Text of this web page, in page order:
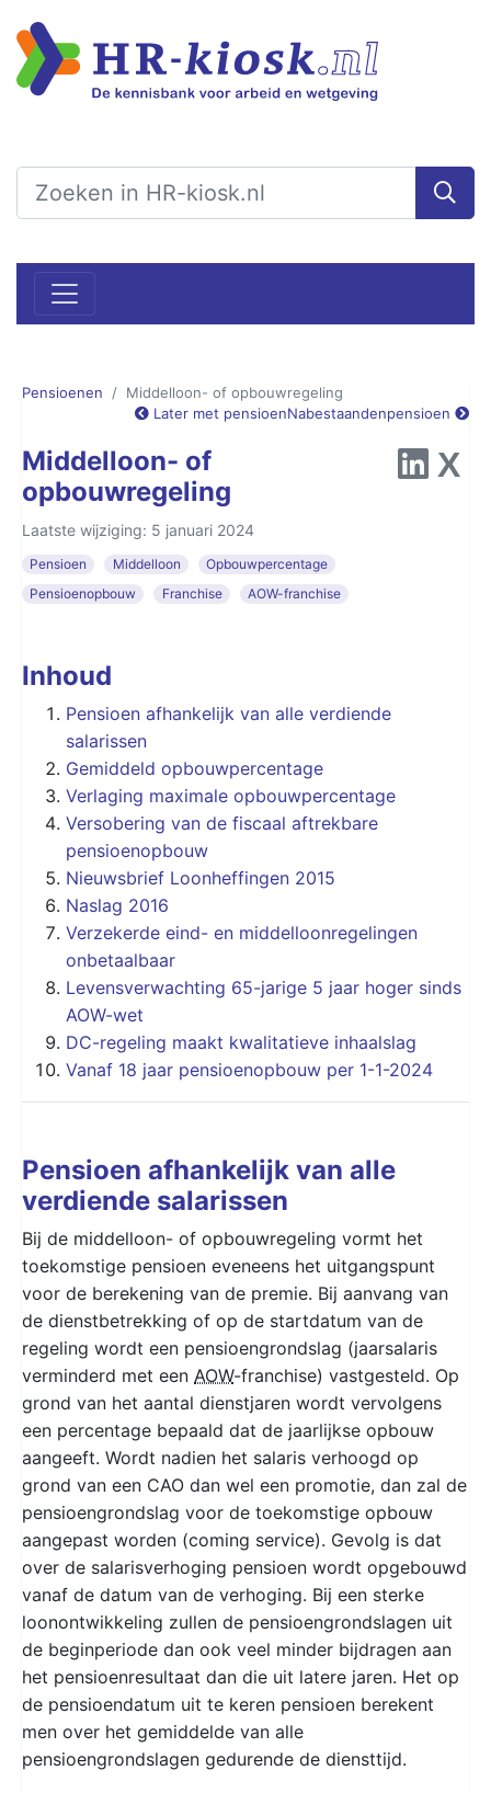
Pensioenen
Middelloon- of opbouwregeling
Later met pensioenNabestaandenpensioen
Middelloon- of
opbouwregeling
Laatste wijziging: 5 januari 2024
Pensioen Middelloon
Opbouwpercentage
Pensioenopbouw
Franchise AOW-franchise
Inhoud
Pensioen afhankelijk van alle verdiende
salarissen
Gemiddeld opbouwpercentage
Verlaging maximale opbouwpercentage
Versobering van de fiscaal aftrekbare
pensioenopbouw
Nieuwsbrief Loonheffingen 2015
Naslag 2016
Verzekerde eind- en middelloonregelingen
onbetaalbaar
Levensverwachting 65-jarige 5 jaar hoger sinds
AOW-wet
DC-regeling maakt kwalitatieve inhaalslag
Vanaf 18 jaar pensioenopbouw per 1-1-2024
Pensioen afhankelijk van alle
verdiende salarissen
Bij de middelloon- of opbouwregeling vormt het
toekomstige pensioen eveneens het uitgangspunt
voor de berekening van de premie. Bij aanvang van
de dienstbetrekking of op de startdatum van de
regeling wordt een pensioengrondslag (jaarsalaris
verminderd met een AOW-franchise) vastgesteld. Op
grond van het aantal dienstjaren wordt vervolgens
een percentage bepaald dat de jaarlijkse opbouw
aangeeft. Wordt nadien het salaris verhoogd op
grond van een CAO dan wel een promotie, dan zal de
pensioengrondslag voor de toekomstige opbouw
aangepast worden (coming service). Gevolg is dat
over de salarisverhoging pensioen wordt opgebouwd
vanaf de datum van de verhoging. Bij een sterke
loonontwikkeling zullen de pensioengrondslagen uit
de beginperiode dan ook veel minder bijdragen aan
het pensioenresultaat dan die uit latere jaren. Het op
de pensioendatum uit te keren pensioen berekent
men over het gemiddelde van alle
pensioengrondslagen gedurende de diensttijd.